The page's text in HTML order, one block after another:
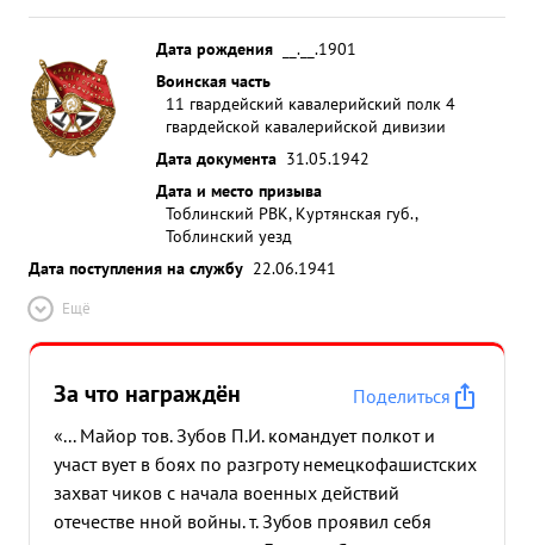
Дата рождения
__.__.1901
Воинская часть
11 гвардейский кавалерийский полк 4
гвардейской кавалерийской дивизии
Дата документа 31.05.1942
Дата и место призыва
Тоблинский РВК, Куртянская губ.,
Тоблинский уезд
Дата поступления на службу 22.06.1941
Ещё
За что награждён
Поделиться
«... Майор тов. Зубов П.И. командует полкот и
участ вует в боях по разгроту немецкофашистских
захват чиков с начала военных действий
отечестве нной войны. т. Зубов проявил себя